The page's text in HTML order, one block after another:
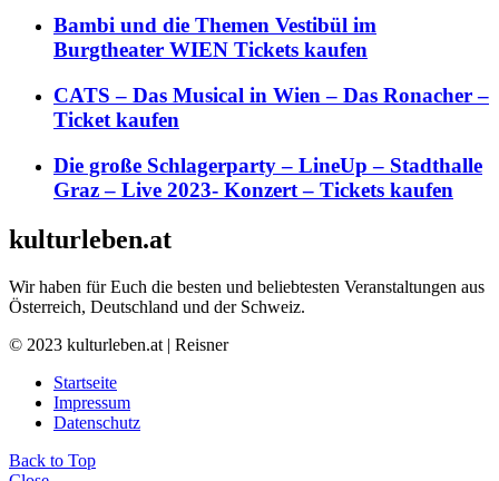
Bambi und die Themen Vestibül im
Burgtheater WIEN Tickets kaufen
CATS – Das Musical in Wien – Das Ronacher –
Ticket kaufen
Die große Schlagerparty – LineUp – Stadthalle
Graz – Live 2023- Konzert – Tickets kaufen
kulturleben.at
Wir haben für Euch die besten und beliebtesten Veranstaltungen aus
Österreich, Deutschland und der Schweiz.
© 2023 kulturleben.at | Reisner
Startseite
Impressum
Datenschutz
Back to Top